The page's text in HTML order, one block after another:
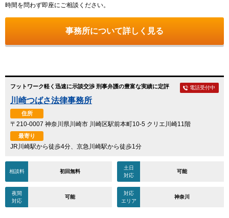
時間を問わず即座にご相談ください。
事務所について詳しく見る
フットワーク軽く迅速に示談交渉 刑事弁護の豊富な実績に定評
川崎つばさ法律事務所
住所
〒210-0007 神奈川県川崎市 川崎区駅前本町10-5 クリエ川崎11階
最寄り
JR川崎駅から徒歩4分、京急川崎駅から徒歩1分
電話受付中
相談料 初回無料
土日
対応
可能
夜間
対応
可能
対応
エリア
神奈川